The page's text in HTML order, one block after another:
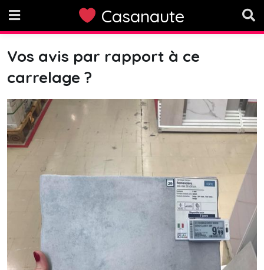
content
Casanaute
Vos avis par rapport à ce
carrelage ?